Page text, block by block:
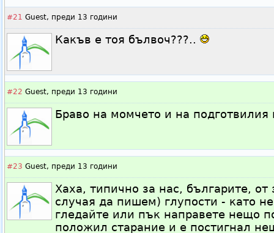
#21 Guest, преди 13 години
Какъв е тоя бълвоч???..
#22 Guest, преди 13 години
Браво на момчето и на подготвилия
#23 Guest, преди 13 години
Хаха, типично за нас, българите, от
случая да пишем) глупости - като
гледайте или пък направете нещо
положил старание и е постигнал